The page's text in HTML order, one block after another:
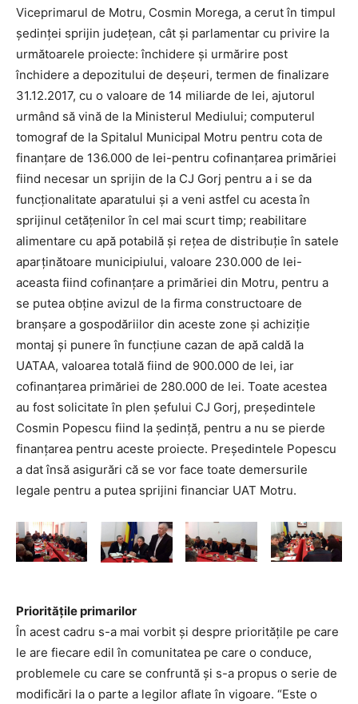
Viceprimarul de Motru, Cosmin Morega, a cerut în timpul
ședinței sprijin județean, cât și parlamentar cu privire la
următoarele proiecte: închidere și urmărire post
închidere a depozitului de deșeuri, termen de finalizare
31.12.2017, cu o valoare de 14 miliarde de lei, ajutorul
urmând să vină de la Ministerul Mediului; computerul
tomograf de la Spitalul Municipal Motru pentru cota de
finanțare de 136.000 de lei-pentru cofinanțarea primăriei
fiind necesar un sprijin de la CJ Gorj pentru a i se da
funcționalitate aparatului și a veni astfel cu acesta în
sprijinul cetățenilor în cel mai scurt timp; reabilitare
alimentare cu apă potabilă și rețea de distribuție în satele
aparținătoare municipiului, valoare 230.000 de lei-
aceasta fiind cofinanțare a primăriei din Motru, pentru a
se putea obține avizul de la firma constructoare de
branșare a gospodăriilor din aceste zone și achiziție
montaj și punere în funcțiune cazan de apă caldă la
UATAA, valoarea totală fiind de 900.000 de lei, iar
cofinanțarea primăriei de 280.000 de lei. Toate acestea
au fost solicitate în plen șefului CJ Gorj, președintele
Cosmin Popescu fiind la ședință, pentru a nu se pierde
finanțarea pentru aceste proiecte. Președintele Popescu
a dat însă asigurări că se vor face toate demersurile
legale pentru a putea sprijini financiar UAT Motru.
Prioritățile primarilor
În acest cadru s-a mai vorbit și despre prioritățile pe care
le are fiecare edil în comunitatea pe care o conduce,
problemele cu care se confruntă și s-a propus o serie de
modificări la o parte a legilor aflate în vigoare. “Este o